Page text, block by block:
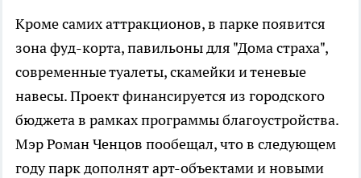
Кроме самих аттракционов, в парке появится
зона фуд-корта, павильоны для "Дома страха",
современные туалеты, скамейки и теневые
навесы. Проект финансируется из городского
бюджета в рамках программы благоустройства.
Мэр Роман Ченцов пообещал, что в следующем
году парк дополнят арт-объектами и новыми